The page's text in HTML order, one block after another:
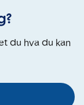
du hva du kan